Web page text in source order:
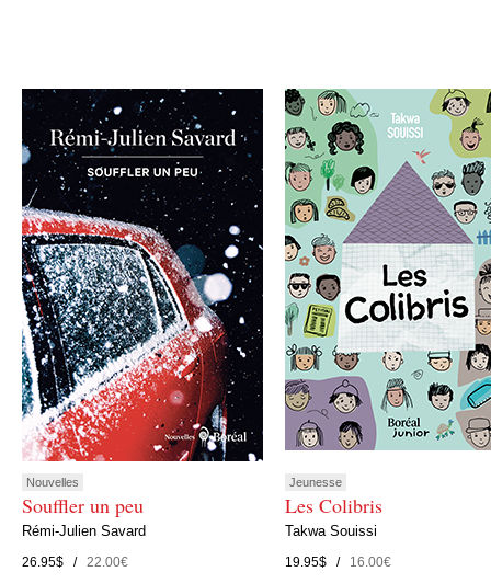
Nouvelles
Souffler un peu
Rémi-Julien Savard
26.95$ /22.00€
Jeunesse
Les Colibris
Takwa Souissi
19.95$ /16.00€